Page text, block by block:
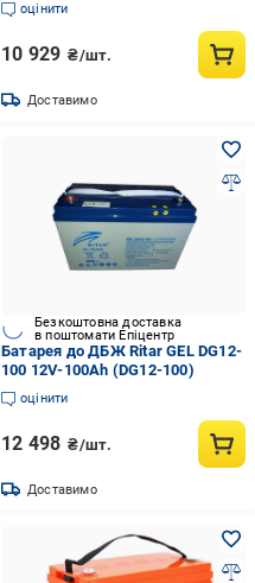
оцінити
10 929 ₴/шт.
Доставимо
Безкоштовна доставка
в поштомати Епіцентр
Батарея до ДБЖ Ritar GEL DG12-
100 12V-100Ah (DG12-100)
оцінити
12 498 ₴/шт.
Доставимо